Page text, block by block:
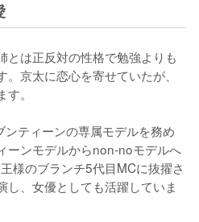
とは正反対の性格で勉強よりも
京太に恋心を寄せていたが、
。
ティーンの専属モデルを務め
ーンモデルからnon-noモデルへ
様のブランチ5代目MCに抜擢さ
し、女優としても活躍していま